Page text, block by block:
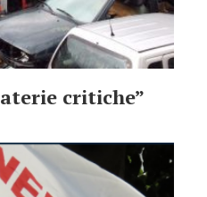
critiche”